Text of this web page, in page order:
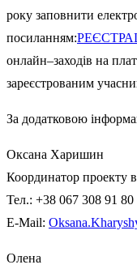
року заповнити
посиланням:
онлайн–заходів на
зареєстрованим
За додатковою
Оксана Харишин
Координатор проекту
Тел.: +38 067 308 91 80
E-Mail:
Олена